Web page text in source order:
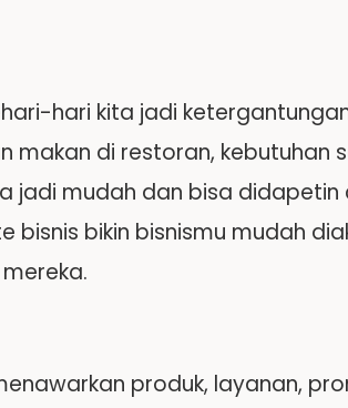
hari kita jadi
makan di restoran, kebutuhan
jadi mudah dan bisa didapetin
bikin bisnismu mudah
produk, layanan,